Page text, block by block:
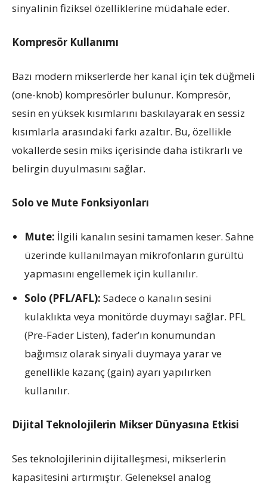
sinyalinin fiziksel özelliklerine müdahale eder.
Kompresör Kullanımı
Bazı modern mikserlerde her kanal için tek düğmeli
(one-knob) kompresörler bulunur. Kompresör,
sesin en yüksek kısımlarını baskılayarak en sessiz
kısımlarla arasındaki farkı azaltır. Bu, özellikle
vokallerde sesin miks içerisinde daha istikrarlı ve
belirgin duyulmasını sağlar.
Solo ve Mute Fonksiyonları
Mute: İlgili kanalın sesini tamamen keser. Sahne
üzerinde kullanılmayan mikrofonların gürültü
yapmasını engellemek için kullanılır.
Solo (PFL/AFL): Sadece o kanalın sesini
kulaklıkta veya monitörde duymayı sağlar. PFL
(Pre-Fader Listen), fader’ın konumundan
bağımsız olarak sinyali duymaya yarar ve
genellikle kazanç (gain) ayarı yapılırken
kullanılır.
Dijital Teknolojilerin Mikser Dünyasına Etkisi
Ses teknolojilerinin dijitalleşmesi, mikserlerin
kapasitesini artırmıştır. Geleneksel analog